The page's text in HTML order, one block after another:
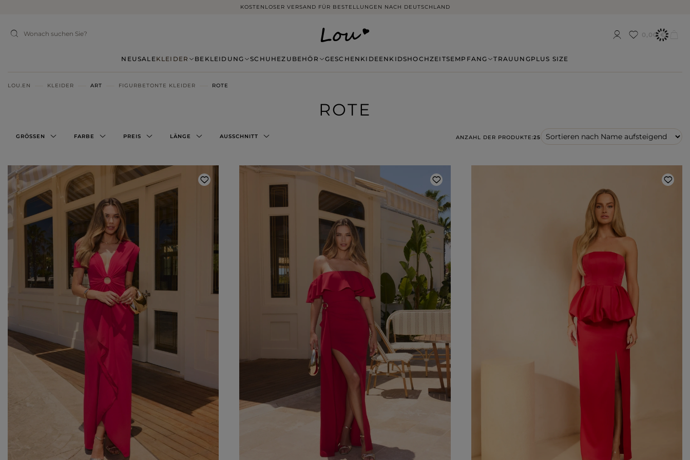
14 TAGE RÜCKGABE OHNE ANGABE VON GRÜNDEN
0,00 €
NEUSALEKLEIDER
Beliebte Kategorien
NEUHEITEN ZUR HOCHZEIT BESTSELLER
VALENTINSTAG
ABSCHLUSSBALL
PARTYKLEIDER
BOHO
JEANSKLEIDER
COCTAILKLEIDER
SPITZENKLEIDER
FIGURBETONTE KLEIDER
ELEGANTE KLEIDER
AUSGESTELLTE KLEIDER
KARIERTE KLEIDER
TAILLIERTES KLEID
Ausschnitt
AM RÜCKEN
AMERIKANISCHER
QUADRAT
U-BOOT
V-AUSSCHNITT
KARO
BEKLEIDUNG SCHUHEZUBEHÖR GESCHENKIDEEN KIDSHOCHZEITSEMPFANG TRAUUNGPLUS SIZE
LOU.EN KLEIDER ART FIGURBETONTE KLEIDER ROTE
ROTE
GRÖSSEN FARBE PREIS LÄNGE AUSSCHNITT ANZAHL DER PRODUKTE:25